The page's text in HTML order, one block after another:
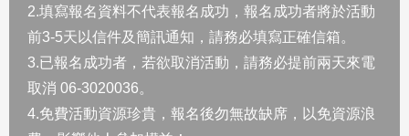
2.填寫報名資料不代表報名成功，報名成功者將於活動
前3-5天以信件及簡訊通知，請務必填寫正確信箱。
3.已報名成功者，若欲取消活動，請務必提前兩天來電
取消 06-3020036。
4.免費活動資源珍貴，報名後勿無故缺席，以免資源浪